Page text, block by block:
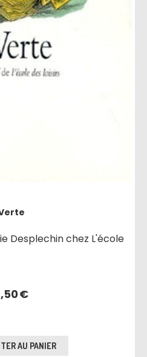
Desplechin chez L'école
€
AU PANIER